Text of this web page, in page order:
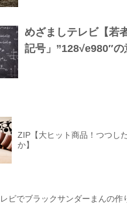
めざましテレビ【若
記号」”128√e980″の
ZIP【大ヒット商品！つつし
か】
ビでブラックサンダーまんの